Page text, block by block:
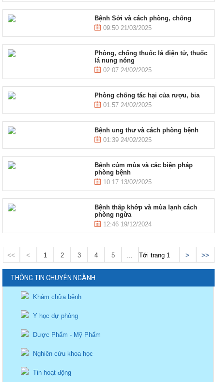
Bệnh Sởi và cách phòng, chống
09:50 21/03/2025
Phòng, chống thuốc lá điện tử, thuốc
lá nung nóng
02:07 24/02/2025
Phòng chống tác hại của rượu, bia
01:57 24/02/2025
Bệnh ung thư và cách phòng bệnh
01:39 24/02/2025
Bệnh cúm mùa và các biện pháp
phòng bệnh
10:17 13/02/2025
Bệnh thấp khớp và mùa lạnh cách
phòng ngừa
12:46 19/12/2024
<< < 1 2 3 4 5 ... Tới trang > >>
THÔNG TIN CHUYÊN NGÀNH
Khám chữa bệnh
Y học dự phòng
Dược Phẩm - Mỹ Phẩm
Nghiên cứu khoa học
Tin hoạt động